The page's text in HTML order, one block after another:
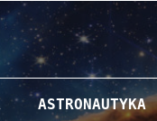
ASTRONAUTYKA
Merkurego